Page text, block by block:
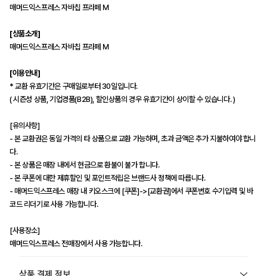
매머드익스프레스 자바칩 프라페 M
[상품소개]
매머드익스프레스 자바칩 프라페 M
[이용안내]
* 교환 유효기간은 구매일로부터 30일입니다.
( 시즌성 상품, 기업경품(B2B), 할인상품의 경우 유효기간이 상이할 수 있습니다. )
[유의사항]
- 본 교환권은 동일 가격의 타 상품으로 교환 가능하며, 초과 금액은 추가 지불하여야 합니
다.
- 본 상품은 매장 내에서 현금으로 환불이 불가 합니다.
- 본 쿠폰에 대한 제휴할인 및 포인트적립은 브랜드사 정책에 따릅니다.
- 매머드익스프레스 매장 내 키오스크에 [쿠폰]->[교환권]에서 쿠폰번호 수기입력 및 바
코드 리더기로 사용 가능합니다.
[사용장소]
매머드익스프레스 전매장에서 사용 가능합니다.